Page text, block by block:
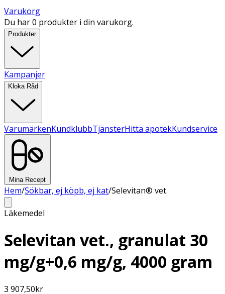
Varukorg
Du har 0 produkter i din varukorg.
Produkter
Kampanjer
Kloka Råd
VarumärkenKundklubbTjänsterHitta apotekKundservice
Mina Recept
Hem/Sökbar, ej köpb, ej kat/Selevitan® vet.
Läkemedel
Selevitan vet., granulat 30
mg/g+0,6 mg/g, 4000 gram
3 907,50kr